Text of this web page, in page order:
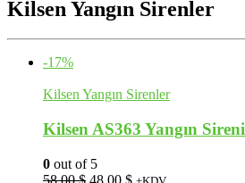
Kilsen Yangın Sirenler
-17%
Kilsen Yangın Sirenler
Kilsen AS363 Yangın Sireni
0 out of 5
58.00$ Orijinal
48.00 $Şu